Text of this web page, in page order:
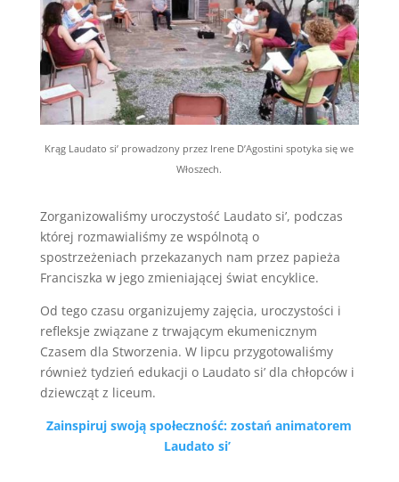
Krąg Laudato si’ prowadzony przez Irene D’Agostini spotyka się we
Włoszech.
Zorganizowaliśmy uroczystość Laudato si’, podczas
której rozmawialiśmy ze wspólnotą o
spostrzeżeniach przekazanych nam przez papieża
Franciszka w jego zmieniającej świat encyklice.
Od tego czasu organizujemy zajęcia, uroczystości i
refleksje związane z trwającym ekumenicznym
Czasem dla Stworzenia. W lipcu przygotowaliśmy
również tydzień edukacji o Laudato si’ dla chłopców i
dziewcząt z liceum.
Zainspiruj swoją społeczność: zostań animatorem
Laudato si’